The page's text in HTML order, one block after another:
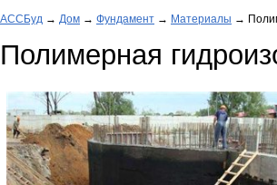
АССБуд → Дом → Фундамент → Материалы →
Полимерная